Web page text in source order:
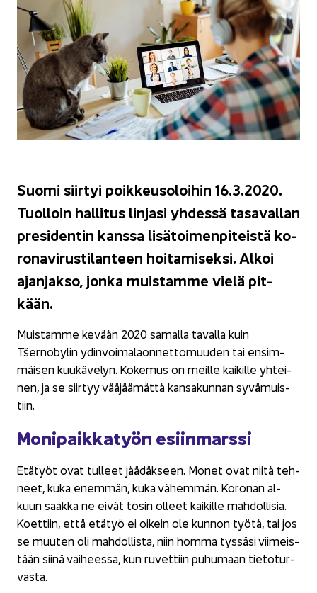
Suomi siir­tyi poik­keus­o­loi­hin 16.3.2020.
Tuol­loin hal­li­tus lin­ja­si yh­des­sä ta­sa­val­lan
pre­si­den­tin kans­sa li­sä­toi­men­pi­teis­tä ko­
ro­na­vi­rus­ti­lan­teen hoi­ta­mi­sek­si. Alkoi
ajan­jak­so, jonka muis­tam­me vielä pit­
kään.
Muis­tam­me ke­vään 2020 sa­mal­la ta­val­la kuin
Tšernobylin ydinvoima­laonnettomuuden tai en­sim­
mäi­sen kuu­kä­ve­lyn. Ko­ke­mus on meil­le kai­kil­le yh­tei­
nen, ja se siir­tyy vää­jää­mät­tä kan­sa­kun­nan sy­vä­muis­
tiin.
Mo­ni­paik­ka­työn esiin­mars­si
Etä­työt ovat tul­leet jää­däk­seen. Monet ovat niitä teh­
neet, kuka enem­män, kuka vä­hem­män. Ko­ro­nan al­
kuun saak­ka ne eivät tosin ol­leet kai­kil­le mah­dol­li­sia.
Koet­tiin, että etä­työ ei oi­kein ole kun­non työtä, tai jos
se muu­ten oli mah­dol­lis­ta, niin homma tys­sä­si vii­meis­
tään siinä vai­hees­sa, kun ­ruvettiin pu­hu­maan tie­to­tur­
vas­ta.